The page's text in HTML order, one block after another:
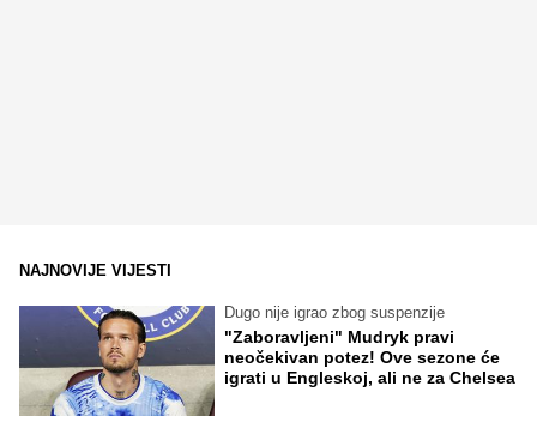
NAJNOVIJE VIJESTI
Dugo nije igrao zbog suspenzije
"Zaboravljeni" Mudryk pravi
neočekivan potez! Ove sezone će
igrati u Engleskoj, ali ne za Chelsea